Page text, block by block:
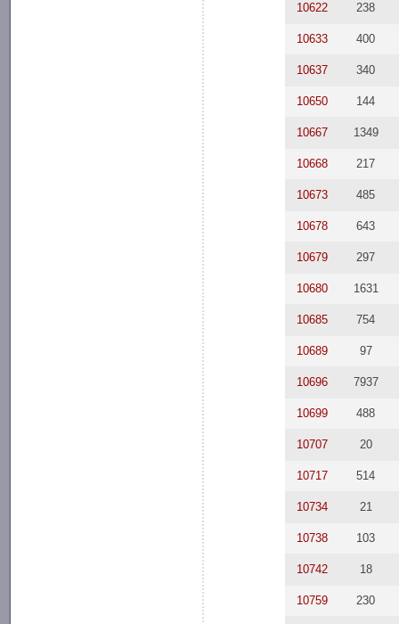
10622 238
10633 400
10637 340
10650 144
10667 1349
10668 217
10673 485
10678 643
10679 297
10680 1631
10685 754
10689 97
10696 7937
10699 488
10707 20
10717 514
10734 21
10738 103
10742 18
10759 230